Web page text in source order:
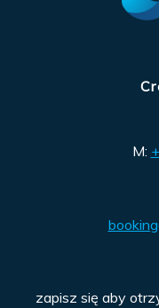
M:
zapisz się aby